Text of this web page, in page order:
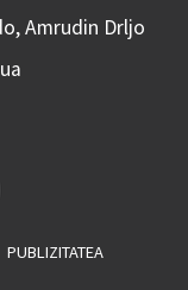
Amrudin Drljo
PUBLIZITATEA